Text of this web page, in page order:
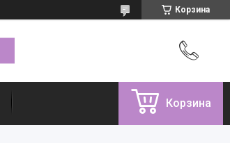
Корзина
Корзина